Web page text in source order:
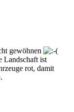
gewöhnen
Landschaft ist
rot, damit